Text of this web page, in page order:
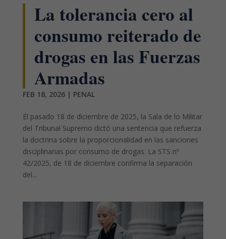
La tolerancia cero al
consumo reiterado de
drogas en las Fuerzas
Armadas
FEB 18, 2026| PENAL
El pasado 18 de diciembre de 2025, la Sala de lo Militar
del Tribunal Supremo dictó una sentencia que refuerza
la doctrina sobre la proporcionalidad en las sanciones
disciplinarias por consumo de drogas. La STS nº
42/2025, de 18 de diciembre confirma la separación
del...